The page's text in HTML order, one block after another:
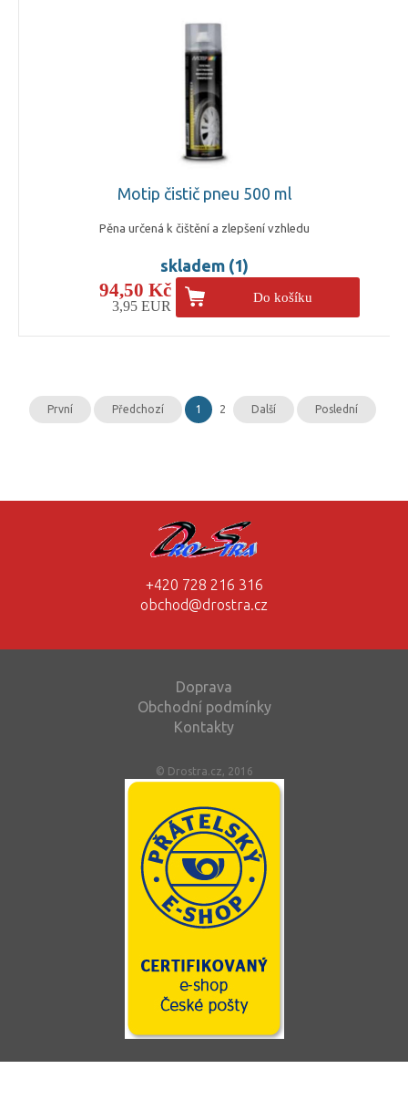
Motip čistič pneu 500 ml
Pěna určená k čištění a zlepšení vzhledu
skladem (1)
94,50 Kč
3,95 EUR
Do košíku
První Předchozí 1 2 Další Poslední
+420 728 216 316
obchod@drostra.cz
Doprava
Obchodní podmínky
Kontakty
© Drostra.cz, 2016